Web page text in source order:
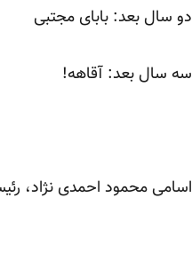
دو سال بعد: بابای مجتبی
سه سال بعد: آقاهه!
اسامی محمود احمدی نژاد،